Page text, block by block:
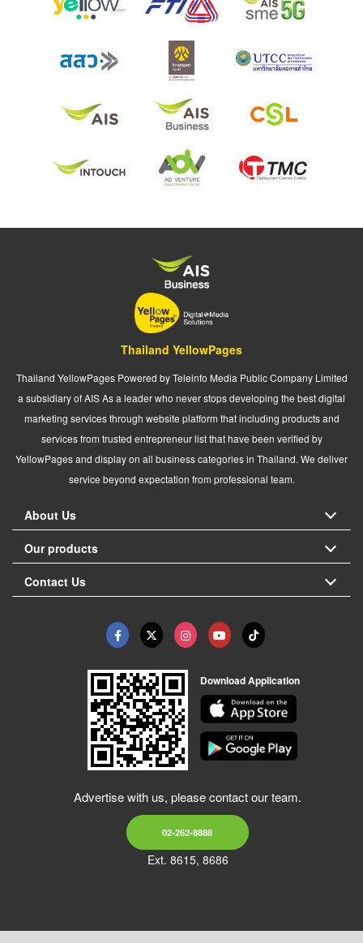
Thailand YellowPages
Thailand YellowPages Powered by Teleinfo Media Public Company Limited
a subsidiary of AIS As a leader who never stops developing the best digital
marketing services through website platform that including products and
services from trusted entrepreneur list that have been verified by
YellowPages and display on all business categories in Thailand. We deliver
service beyond expectation from professional team.
About Us
Our products
Contact Us
Download Application
Advertise with us, please contact our team.
02-262-8888
Ext. 8615, 8686